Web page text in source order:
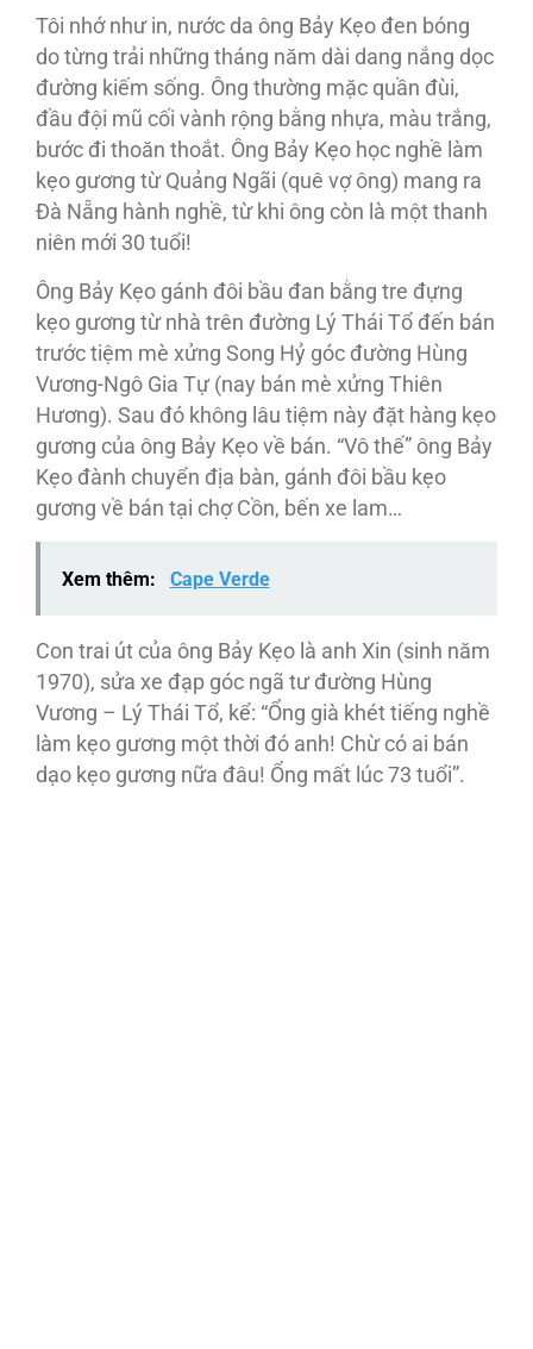
Tôi nhớ như in, nước da ông Bảy Kẹo đen bóng
do từng trải những tháng năm dài dang nắng dọc
đường kiếm sống. Ông thường mặc quần đùi,
đầu đội mũ cối vành rộng bằng nhựa, màu trắng,
bước đi thoăn thoắt. Ông Bảy Kẹo học nghề làm
kẹo gương từ Quảng Ngãi (quê vợ ông) mang ra
Đà Nẵng hành nghề, từ khi ông còn là một thanh
niên mới 30 tuổi!
Ông Bảy Kẹo gánh đôi bầu đan bằng tre đựng
kẹo gương từ nhà trên đường Lý Thái Tổ đến bán
trước tiệm mè xửng Song Hỷ góc đường Hùng
Vương-Ngô Gia Tự (nay bán mè xửng Thiên
Hương). Sau đó không lâu tiệm này đặt hàng kẹo
gương của ông Bảy Kẹo về bán. “Vô thế” ông Bảy
Kẹo đành chuyển địa bàn, gánh đôi bầu kẹo
gương về bán tại chợ Cồn, bến xe lam…
Xem thêm: Cape Verde
Con trai út của ông Bảy Kẹo là anh Xin (sinh năm
1970), sửa xe đạp góc ngã tư đường Hùng
Vương – Lý Thái Tổ, kể: “Ổng già khét tiếng nghề
làm kẹo gương một thời đó anh! Chừ có ai bán
dạo kẹo gương nữa đâu! Ổng mất lúc 73 tuổi”.